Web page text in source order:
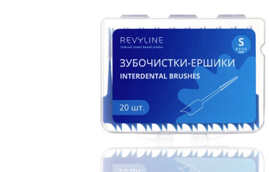
В корзину
Характеристики
Производитель
Россия
Все
характеристики